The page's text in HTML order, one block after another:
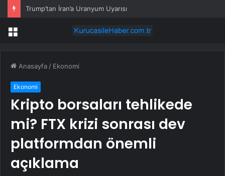
Trump’tan İran’a Uranyum Uyarısı
Menü
Anasayfa / Ekonomi
Ekonomi
Kripto borsaları tehlikede
mi? FTX krizi sonrası dev
platformdan önemli
açıklama